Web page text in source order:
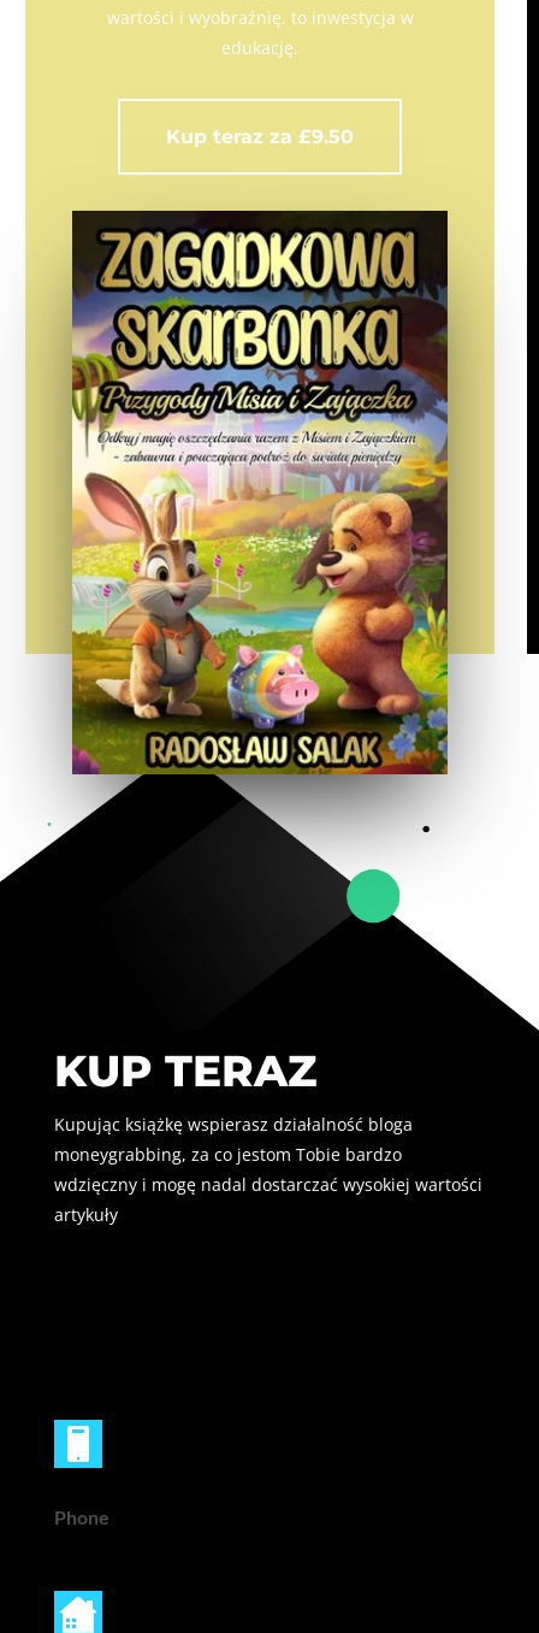
wartości i wyobraźnię. to inwestycja w
edukację.
Kup teraz za £9.50
KUP TERAZ
Kupując książkę wspierasz działalność bloga
moneygrabbing, za co jestom Tobie bardzo
wdzięczny i mogę nadal dostarczać wysokiej wartości
artykuły
Phone